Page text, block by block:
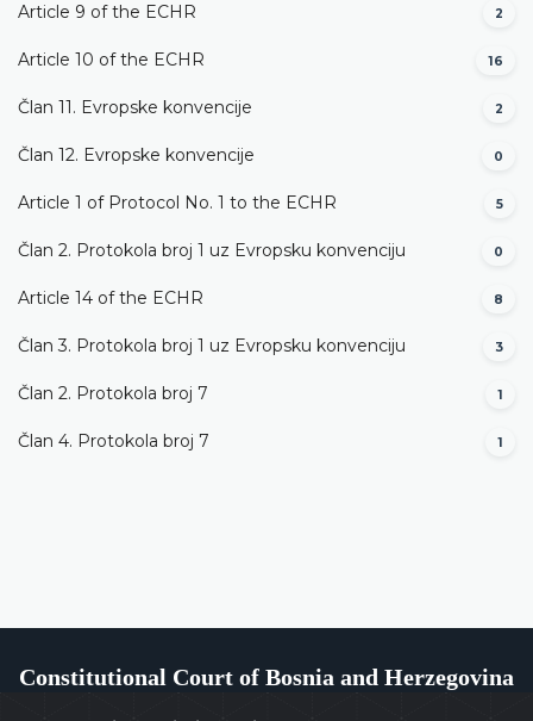
Article 9 of the ECHR 2
Article 10 of the ECHR 16
Član 11. Evropske konvencije 2
Član 12. Evropske konvencije 0
Article 1 of Protocol No. 1 to the ECHR 5
Član 2. Protokola broj 1 uz Evropsku konvenciju 0
Article 14 of the ECHR 8
Član 3. Protokola broj 1 uz Evropsku konvenciju 3
Član 2. Protokola broj 7 1
Član 4. Protokola broj 7 1
Constitutional Court of Bosnia and Herzegovina